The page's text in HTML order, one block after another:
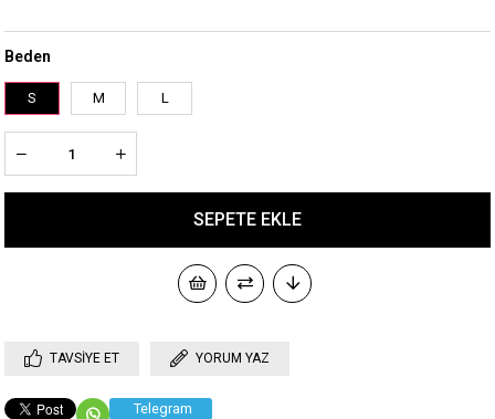
Beden
S M L
TAVSIYE ET YORUM YAZ
Telegram